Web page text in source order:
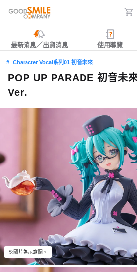
最新消息／出貨消息 使用導覽
Character Vocal系列01 初音未來
POP UP PARADE 初音未
Ver.
※圖片為示意圖。